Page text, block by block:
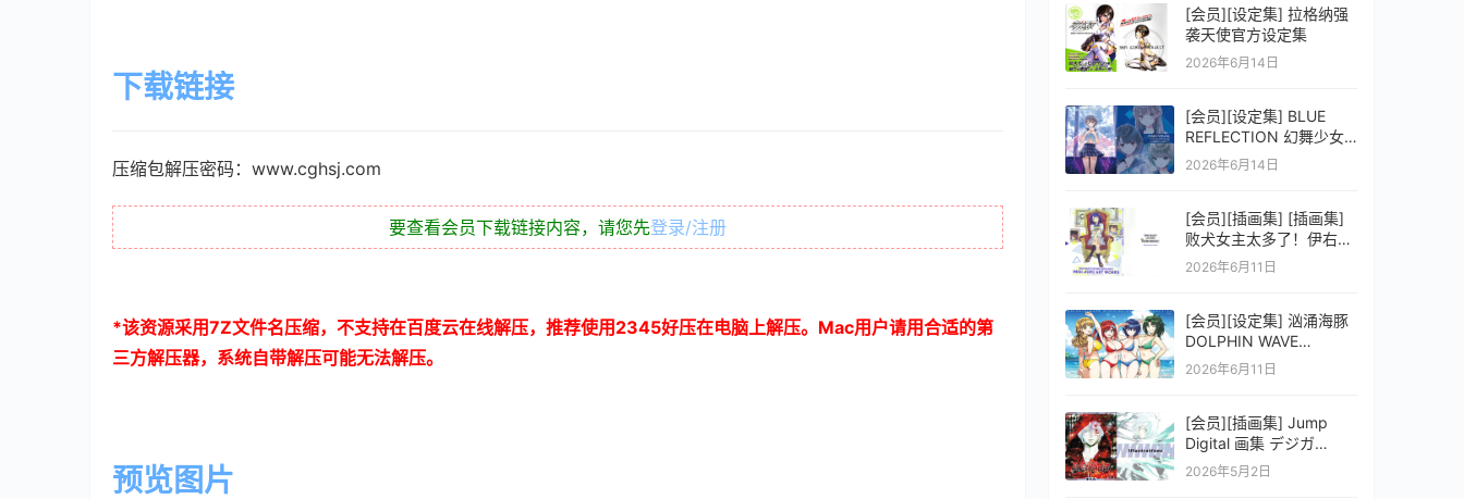
下载链接
压缩包解压密码：www.cghsj.com
要查看会员下载链接内容，请您先登录/注册
*该资源采用7Z文件名压缩，不支持在百度云在线解压，推荐使用 2345好压在电脑上解压。 Mac用户请用合适的第
三方解压器，系统自带解压可能无法解压。
预览图片
[会员][设定集] 拉格纳强
袭天使官方设定集
2026年6月14日
[会员][设定集] BLUE
REFLECTION 幻舞少女
之剑公式ビジュアルコレ
2026年6月14日
[会员][插画集] [插画集]
败犬女主太多了！伊右群
ARTWORKS
2026年6月11日
[会员][设定集] 汹涌海豚
DOLPHIN WAVE
OFFICIAL VISUAL
2026年6月11日
[会员][插画集] Jump
Digital 画集 デジガ
D.Gray-man
2026年5月2日